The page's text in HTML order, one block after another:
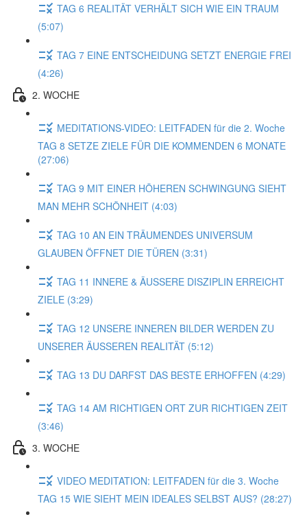
TAG 6 REALITÄT VERHÄLT SICH WIE EIN TRAUM
(5:07)
TAG 7 EINE ENTSCHEIDUNG SETZT ENERGIE FREI
(4:26)
2. WOCHE
MEDITATIONS-VIDEO: LEITFADEN für die 2. Woche
TAG 8 SETZE ZIELE FÜR DIE KOMMENDEN 6 MONATE
(27:06)
TAG 9 MIT EINER HÖHEREN SCHWINGUNG SIEHT
MAN MEHR SCHÖNHEIT (4:03)
TAG 10 AN EIN TRÄUMENDES UNIVERSUM
GLAUBEN ÖFFNET DIE TÜREN (3:31)
TAG 11 INNERE & ÄUSSERE DISZIPLIN ERREICHT
ZIELE (3:29)
TAG 12 UNSERE INNEREN BILDER WERDEN ZU
UNSERER ÄUSSEREN REALITÄT (5:12)
TAG 13 DU DARFST DAS BESTE ERHOFFEN (4:29)
TAG 14 AM RICHTIGEN ORT ZUR RICHTIGEN ZEIT
(3:46)
3. WOCHE
VIDEO MEDITATION: LEITFADEN für die 3. Woche
TAG 15 WIE SIEHT MEIN IDEALES SELBST AUS? (28:27)